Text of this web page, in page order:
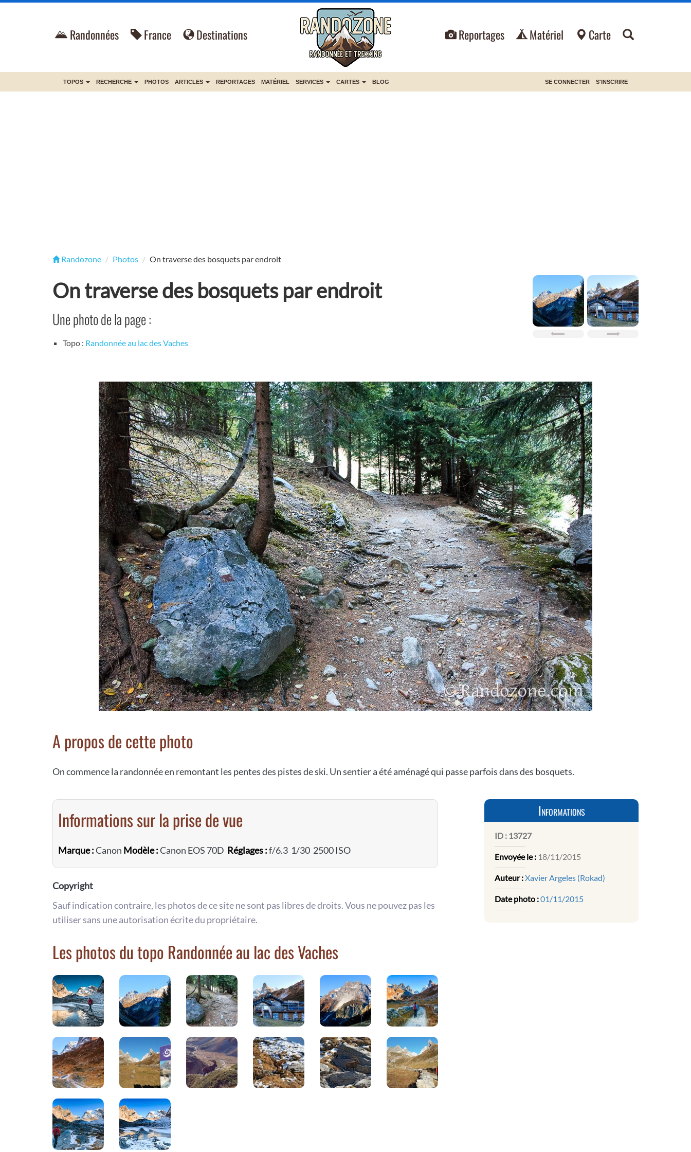
Randonnées France Destinations Reportages Matériel Carte
TOPOS RECHERCHE PHOTOS ARTICLES REPORTAGES MATÉRIEL SERVICES CARTES BLOG SE CONNECTER S'INSCRIRE
Randozone Photos On traverse des bosquets par endroit
On traverse des bosquets par endroit
Une photo de la page :
Topo : Randonnée au lac des Vaches
A propos de cette photo
On commence la randonnée en remontant les pentes des pistes de ski. Un sentier a été aménagé qui passe parfois dans des bosquets.
Informations sur la prise de vue
Marque :Canon Modèle :Canon EOS 70D Réglages :f/6.3 1/30 2500 ISO
Copyright
Sauf indication contraire, les photos de ce site ne sont pas libres de droits. Vous ne pouvez pas les
utiliser sans une autorisation écrite du propriétaire.
Les photos du topo Randonnée au lac des Vaches
Informations
ID : 13727
Envoyée le : 18/11/2015
Auteur :Xavier Argeles (Rokad)
Date photo :01/11/2015